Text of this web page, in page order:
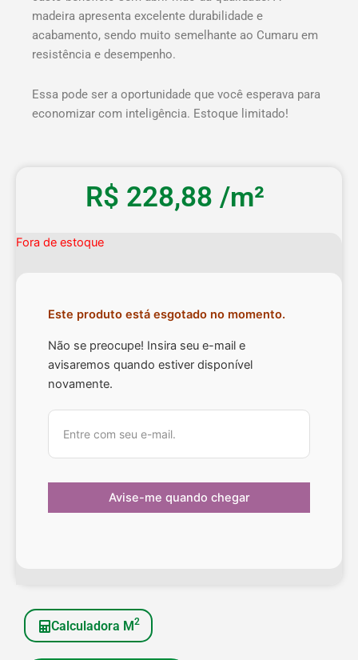
madeira apresenta excelente durabilidade e
acabamento, sendo muito semelhante ao Cumaru em
resistência e desempenho.
Essa pode ser a oportunidade que você esperava para
economizar com inteligência. Estoque limitado!
R$ 228,88 /m²
Fora de estoque
Este produto está esgotado no momento.
Não se preocupe! Insira seu e-mail e
avisaremos quando estiver disponível
novamente.
Calculadora M2